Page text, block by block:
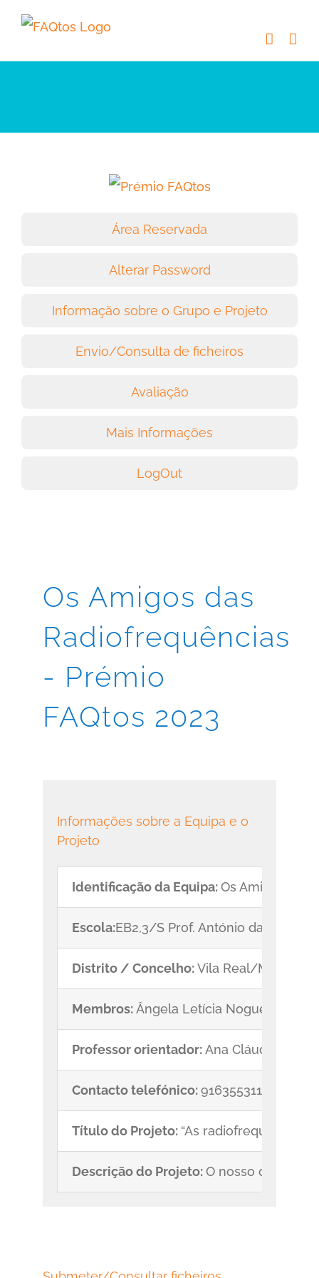
Skip
content
Os Amigos das
Radiofrequências
- Prémio
FAQtos 2023
Informações sobre a Equipa e o
Projeto
Identificação da Equipa:Os Amigos das
Escola:EB2,3/S Prof. António da
Distrito / Concelho:Vila Real/Mesão
Membros:Ângela Letícia Nogueira,
Professor orientador:Ana Cláudia
Contacto telefónico:916355311
Título do Projeto: “As radiofrequências.
Descrição do Projeto:O nosso objetivo
Área Reservada
Alterar Password
Informação sobre o Grupo e Projeto
Envio/Consulta de ficheiros
Avaliação
Mais Informações
LogOut